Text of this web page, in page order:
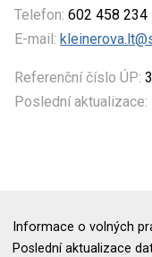
Telefon: 602 458 234
E-mail:
Referenční číslo ÚP:
Poslední aktualizace:
Informace o volných
Poslední aktualizace